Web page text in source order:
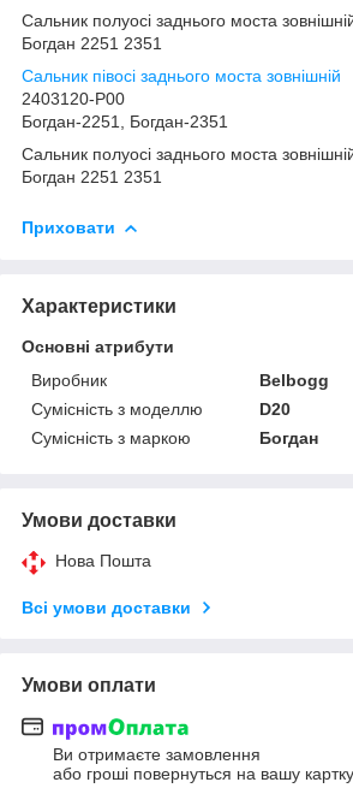
Сальник полуосі заднього моста
Богдан 2251 2351
Сальник півосі заднього моста зовнішній
2403120-P00
Богдан-2251, Богдан-2351
Сальник полуосі заднього моста
Богдан 2251 2351
Приховати
Характеристики
Основні атрибути
Виробник
Belbogg
Сумісність з моделлю
D20
Сумісність з маркою
Богдан
Умови доставки
Нова Пошта
Всі умови доставки
Умови оплати
Ви отримаєте замовлення
або гроші повернуться на вашу картку